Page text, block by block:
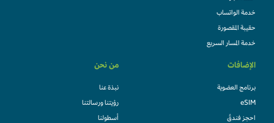
خدمة الواتساب
حقيبة المقصورة
خدمة المسار السريع
الإضافات
برنامج العضوية
eSIM
احجز فندقً
من نحن
نبذة عنا
رؤيتنا ورسالتنا
أسطولنا